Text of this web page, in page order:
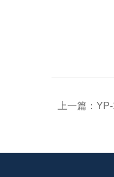
上一篇：